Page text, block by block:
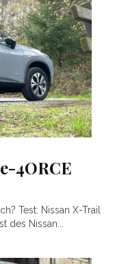
4ORCE
Test: Nissan X-Trail
des Nissan...